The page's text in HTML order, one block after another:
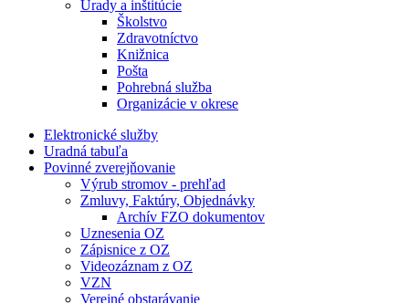
Úrady a inštitúcie
Školstvo
Zdravotníctvo
Knižnica
Pošta
Pohrebná služba
Organizácie v okrese
Elektronické služby
Uradná tabuľa
Povinné zverejňovanie
Výrub stromov - prehľad
Zmluvy, Faktúry, Objednávky
Archív FZO dokumentov
Uznesenia OZ
Zápisnice z OZ
Videozáznam z OZ
VZN
Verejné obstarávanie